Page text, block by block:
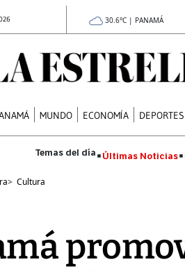
30.6°C | PANAMÁ
MUNDO ECONOMÍA DEPORTES
Últimas Noticias
> Cultura